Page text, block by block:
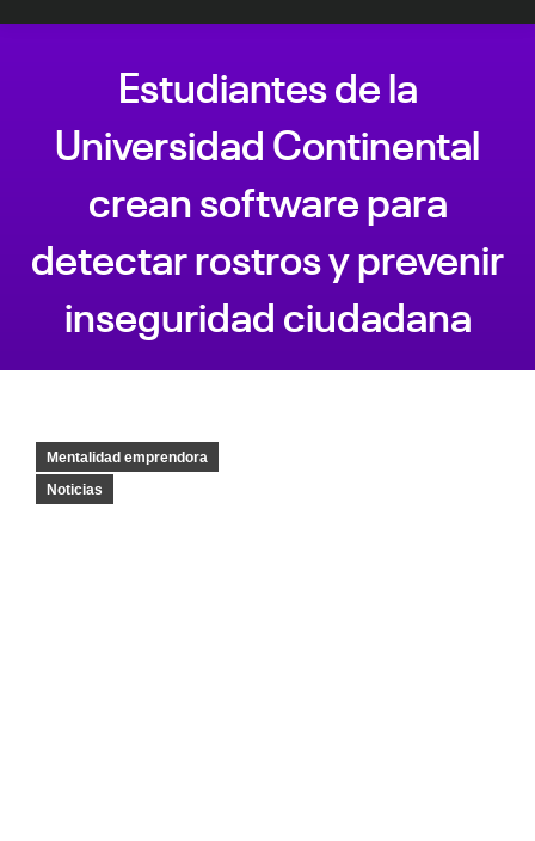
Estudiantes de la
Universidad Continental
crean software para
detectar rostros y prevenir
inseguridad ciudadana
Mentalidad emprendora
Noticias